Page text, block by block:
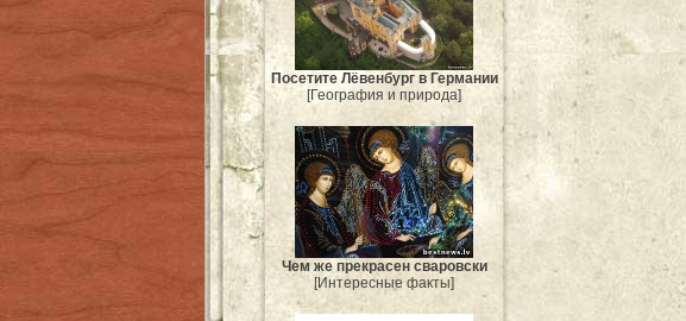
Посетите Лёвенбург в Германии
[География и природа]
Чем же прекрасен сваровски
[Интересные факты]